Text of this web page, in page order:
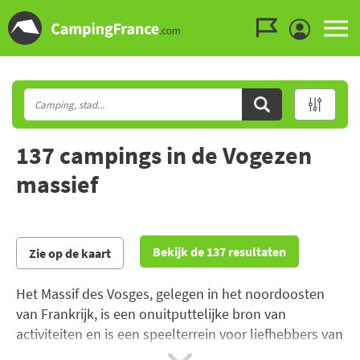
137 campings in de Vogezen
massief
Zie op de kaart Bekijk de 137 resultaten
Het Massif des Vosges, gelegen in het noordoosten
van Frankrijk, is een onuitputtelijke bron van
activiteiten en is een speelterrein voor liefhebbers van
de vrije natuur en grandioze landschappen zoals de